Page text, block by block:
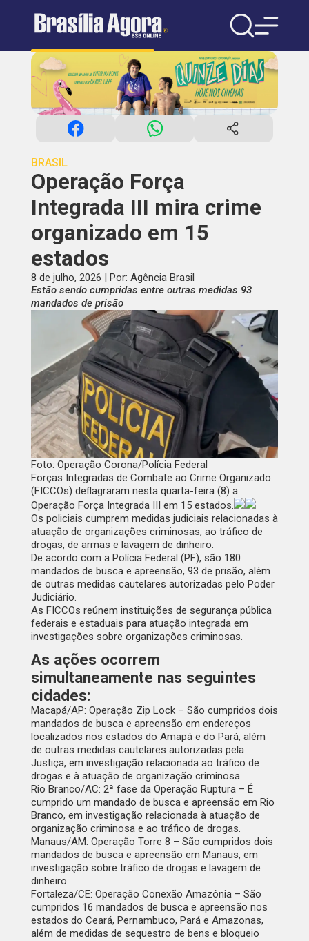
BRASIL
Operação Força
Integrada III mira crime
organizado em 15
estados
8 de julho, 2026 | Por: Agência Brasil
Estão sendo cumpridas entre outras medidas 93
mandados de prisão
Foto: Operação Corona/Polícia Federal
Forças Integradas de Combate ao Crime Organizado
(FICCOs) deflagraram nesta quarta-feira (8) a
Operação Força Integrada III em 15 estados.
Os policiais cumprem medidas judiciais relacionadas à
atuação de organizações criminosas, ao tráfico de
drogas, de armas e lavagem de dinheiro.
De acordo com a Polícia Federal (PF), são 180
mandados de busca e apreensão, 93 de prisão, além
de outras medidas cautelares autorizadas pelo Poder
Judiciário.
As FICCOs reúnem instituições de segurança pública
federais e estaduais para atuação integrada em
investigações sobre organizações criminosas.
As ações ocorrem
simultaneamente nas seguintes
cidades:
Macapá/AP: Operação Zip Lock – São cumpridos dois
mandados de busca e apreensão em endereços
localizados nos estados do Amapá e do Pará, além
de outras medidas cautelares autorizadas pela
Justiça, em investigação relacionada ao tráfico de
drogas e à atuação de organização criminosa.
Rio Branco/AC: 2ª fase da Operação Ruptura – É
cumprido um mandado de busca e apreensão em Rio
Branco, em investigação relacionada à atuação de
organização criminosa e ao tráfico de drogas.
Manaus/AM: Operação Torre 8 – São cumpridos dois
mandados de busca e apreensão em Manaus, em
investigação sobre tráfico de drogas e lavagem de
dinheiro.
Fortaleza/CE: Operação Conexão Amazônia – São
cumpridos 16 mandados de busca e apreensão nos
estados do Ceará, Pernambuco, Pará e Amazonas,
além de medidas de sequestro de bens e bloqueio